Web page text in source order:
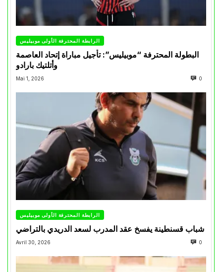
الرابطة المحترفة الأولى موبيليس
البطولة المحترفة “موبيليس”: تأجيل مباراة إتحاد العاصمة
وأتلتيك بارادو
Mai 1, 2026 0
الرابطة المحترفة الأولى موبيليس
شباب قسنطينة يفسخ عقد المدرب لسعد الدريدي بالتراضي
Avril 30, 2026 0